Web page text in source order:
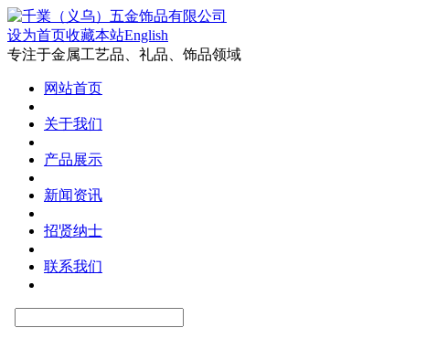
设为首页收藏本站English
专注于金属工艺品、礼品、饰品领域
网站首页
关于我们
产品展示
新闻资讯
招贤纳士
联系我们